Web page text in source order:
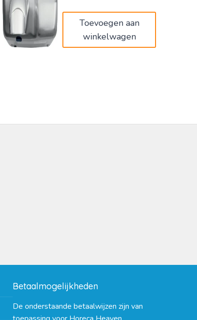
Toevoegen aan
winkelwagen
Betaalmogelijkheden
De onderstaande betaalwijzen zijn van